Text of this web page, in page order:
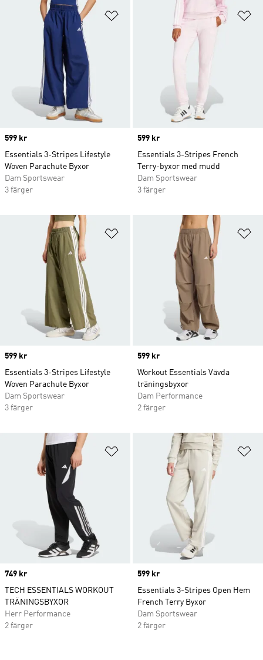
Lägg till på önskelistan
Price
599 kr
Essentials 3-Stripes Lifestyle
Woven Parachute Byxor
Dam Sportswear
3 färger
Price
599 kr
Essentials 3-Stripes French
Terry-byxor med mudd
Dam Sportswear
3 färger
Lägg till på önskelistan
Price
599 kr
Essentials 3-Stripes Lifestyle
Woven Parachute Byxor
Dam Sportswear
3 färger
Price
599 kr
Workout Essentials Vävda
träningsbyxor
Dam Performance
2 färger
Lägg till på önskelistan
Price
749 kr
TECH ESSENTIALS WORKOUT
TRÄNINGSBYXOR
Herr Performance
2 färger
Price
599 kr
Essentials 3-Stripes Open Hem
French Terry Byxor
Dam Sportswear
2 färger